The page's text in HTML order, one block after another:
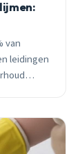
van
leidingen